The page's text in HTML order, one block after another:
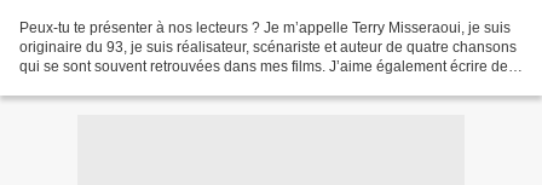
Peux-tu te présenter à nos lecteurs ? Je m’appelle Terry Misseraoui, je suis
originaire du 93, je suis réalisateur, scénariste et auteur de quatre chansons
qui se sont souvent retrouvées dans mes films. J’aime également écrire des